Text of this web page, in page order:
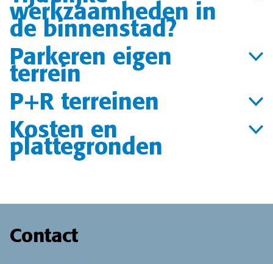
werkzaamheden in
de binnenstad?
Parkeren eigen
terrein
P+R terreinen
Kosten en
plattegronden
Contact